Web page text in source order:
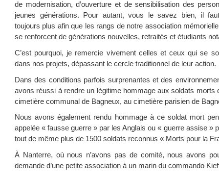
de modernisation, d’ouverture et de sensibilisation des
jeunes générations. Pour autant, vous le savez bien, il
toujours plus afin que les rangs de notre association
se renforcent de générations nouvelles, retraités et étudiants
C’est pourquoi, je remercie vivement celles et ceux qui se
dans nos projets, dépassant le cercle traditionnel de leur action.
Dans des conditions parfois surprenantes et des
avons réussi à rendre un légitime hommage aux soldats morts
cimetière communal de Bagneux, au cimetière parisien de
Nous avons également rendu hommage à ce soldat mort
appelée « fausse guerre » par les Anglais ou « guerre assise »
tout de même plus de 1500 soldats reconnus « Morts pour la
À Nanterre, où nous n’avons pas de comité, nous avons
demande d’une petite association à un marin du commando